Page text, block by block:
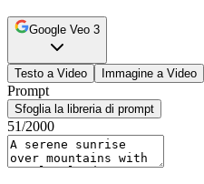
Google Veo 3
Testo a Video Immagine a Video
Prompt
Sfoglia la libreria di prompt
51/2000